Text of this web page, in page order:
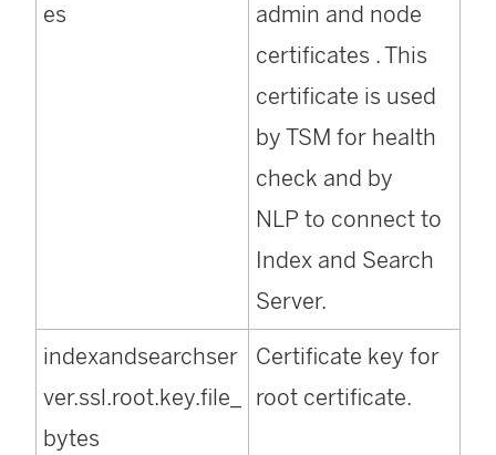
es
admin and node
certificates . This
certificate is used
by TSM for health
check and by
NLP to connect to
Index and Search
Server.
indexandsearchser
ver.ssl.root.key.file_
bytes
Certificate key for
root certificate.